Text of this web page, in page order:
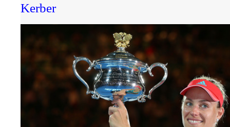
Kerber